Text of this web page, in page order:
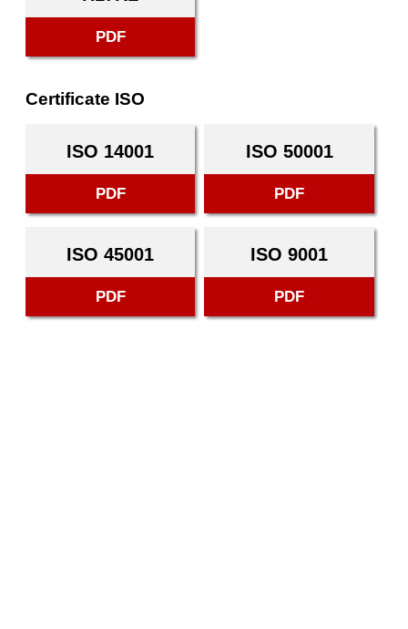
PDF
Certificate ISO
ISO 14001
PDF
ISO 50001
PDF
ISO 45001
PDF
ISO 9001
PDF